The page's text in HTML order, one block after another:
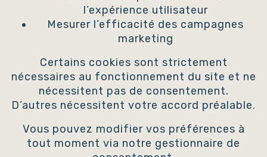
l’expérience utilisateur
Mesurer l’efficacité des campagnes
marketing
Certains cookies sont strictement
nécessaires au fonctionnement du site et ne
nécessitent pas de consentement.
D’autres nécessitent votre accord préalable.
Vous pouvez modifier vos préférences à
tout moment via notre gestionnaire de